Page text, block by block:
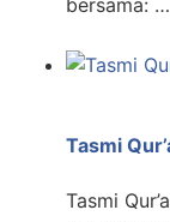
bersama: …
Tasmi
Tasmi